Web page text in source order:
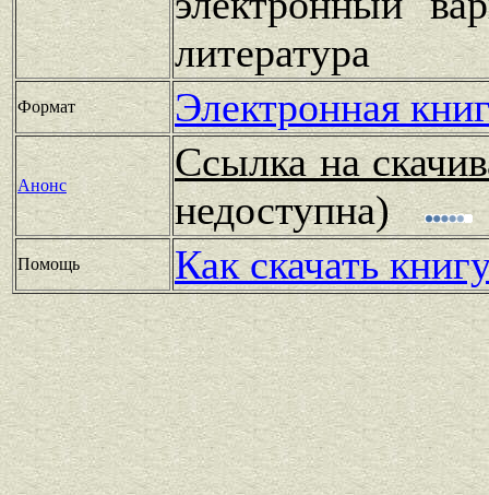
литература
Формат Электронная
Анонс
Ссылка на
недоступна)
Помощь Как скачать